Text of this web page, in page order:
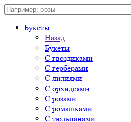
Букеты
Назад
Букеты
С гвоздиками
С герберами
С лилиями
С орхидеями
С розами
С ромашками
С тюльпанами